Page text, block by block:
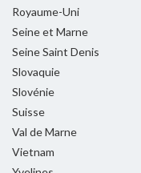
Royaume-Uni
Seine et Marne
Seine Saint Denis
Slovaquie
Slovénie
Suisse
Val de Marne
Vietnam